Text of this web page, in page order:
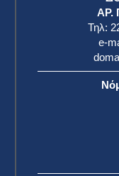
ΑΡ.
Τηλ:
e-